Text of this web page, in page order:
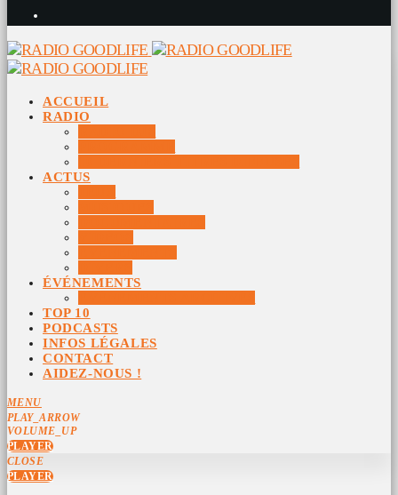
ACCUEIL
RADIO
ACTUS
ÉVÉNEMENTS
TOP 10
PODCASTS
INFOS LÉGALES
CONTACT
AIDEZ-NOUS !
MENU
PLAY_ARROW
VOLUME_UP
PLAYER
CLOSE
PLAYER